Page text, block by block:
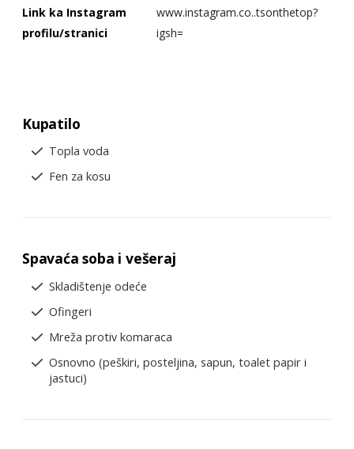
Link ka Instagram
profilu/stranici
www.instagram.co..tsonthetop?
igsh=
Kupatilo
Topla voda
Fen za kosu
Spavaća soba i vešeraj
Skladištenje odeće
Ofingeri
Mreža protiv komaraca
Osnovno (peškiri, posteljina, sapun, toalet papir i
jastuci)